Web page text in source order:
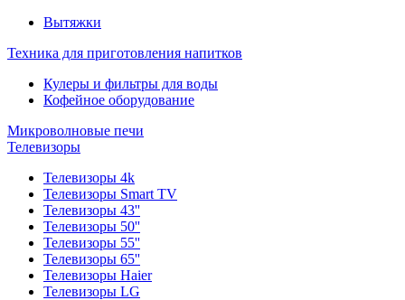
Вытяжки
Техника для приготовления напитков
Кулеры и фильтры для воды
Кофейное оборудование
Микроволновые печи
Телевизоры
Телевизоры 4k
Телевизоры Smart TV
Телевизоры 43''
Телевизоры 50''
Телевизоры 55''
Телевизоры 65''
Телевизоры Haier
Телевизоры LG